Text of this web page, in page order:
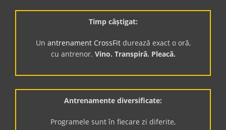
Timp câștigat:
Un antrenament CrossFitdurează exact o oră,
cu antrenor. Vino. Transpiră. Pleacă.
Antrenamente diversificate:
Programele sunt în fiecare zi diferite,